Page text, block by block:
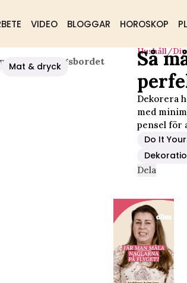
VIDEO BLOGGAR HOROSKOP
Mat & dryck
Till Middagsbordet
Hushåll/diy
Så
Dekorera
med
pensel för
Do It
Dela